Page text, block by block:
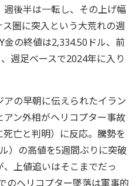
後半は一転し、その上げ幅
圏に突入という大荒れの週
金の終値は2,334.50ドル、前
週足ベースで2024年に入り
の早朝に伝えられたイラン
ン外相がヘリコプター事故
亡と判明）に反応。騰勢を
）の高値を5週間ぶりに突破
上値追いはそこまでだっ
のヘリコプター墜落は軍事的